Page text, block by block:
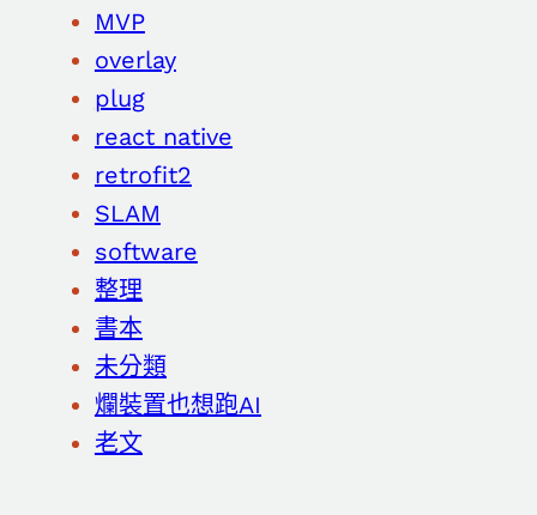
MVP
overlay
plug
react native
retrofit2
SLAM
software
整理
書本
未分類
爛裝置也想跑AI
老文